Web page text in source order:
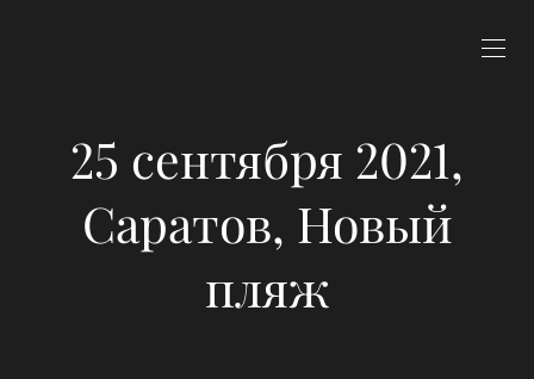
25 сентября 2021,
Саратов, Новый
пляж